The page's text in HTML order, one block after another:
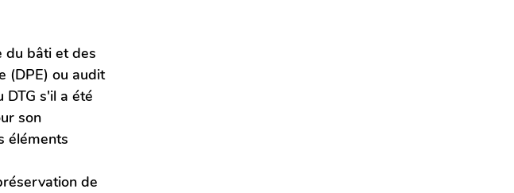
du bâti et des
(DPE) ou audit
s'il a été
son
éléments
de